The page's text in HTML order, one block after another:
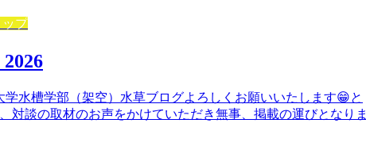
ップ
水槽学部（架空）水草ブログよろしくお願いいたします😁と
対談の取材のお声をかけていただき無事、掲載の運びとなりま